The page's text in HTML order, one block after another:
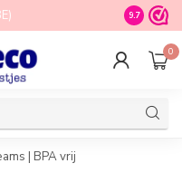
STORE in
9.7
0
| BPA vrij